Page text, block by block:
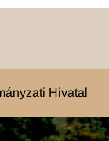
Hivatal